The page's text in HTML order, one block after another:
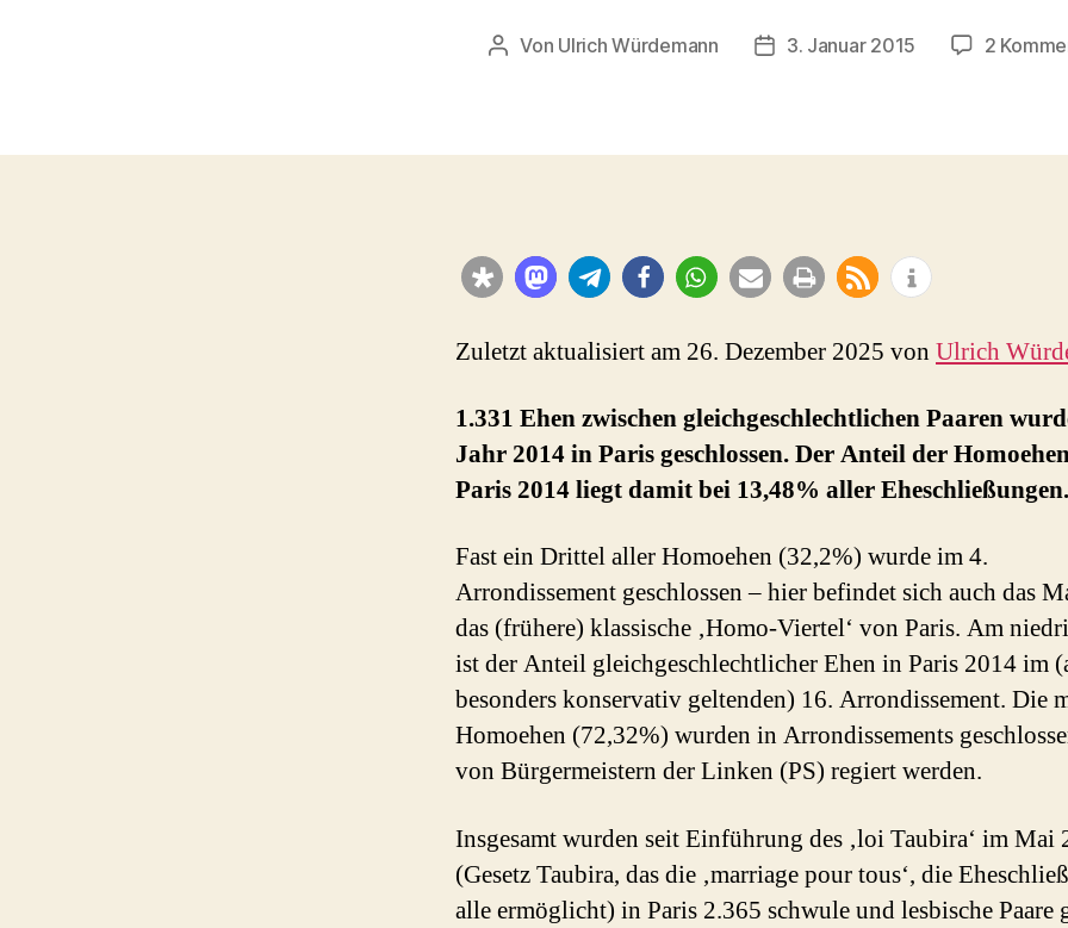
Beitragsautor
Von Ulrich Würdemann Beitragsdatum
3. Januar 2015 2
Zuletzt aktualisiert am 26. Dezember 2025 von Ulrich
1.331 Ehen zwischen gleichgeschlechtlichen Paaren
Jahr 2014 in Paris geschlossen. Der Anteil der
Paris 2014 liegt damit bei 13,48% aller Eheschließungen.
Fast ein Drittel aller Homoehen (32,2%) wurde im 4.
Arrondissement geschlossen – hier befindet sich auch das
das (frühere) klassische ‚Homo-Viertel‘ von Paris. Am
ist der Anteil gleichgeschlechtlicher Ehen in Paris 2014 im
besonders konservativ geltenden) 16. Arrondissement. Die
Homoehen (72,32%) wurden in Arrondissements
von Bürgermeistern der Linken (PS) regiert werden.
Insgesamt wurden seit Einführung des ‚loi Taubira‘ im Mai
(Gesetz Taubira, das die ‚marriage pour tous‘, die
alle ermöglicht) in Paris 2.365 schwule und lesbische Paare